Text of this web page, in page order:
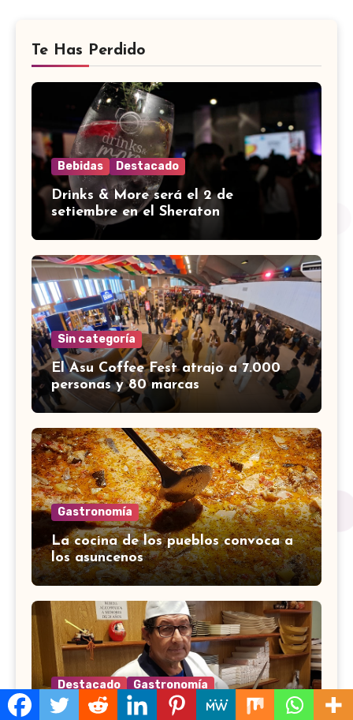
Te Has Perdido
Bebidas Destacado
Drinks & More será el 2 de
setiembre en el Sheraton
Sin categoría
El Asu Coffee Fest atrajo a 7.000
personas y 80 marcas
Gastronomía
La cocina de los pueblos convoca a
los asuncenos
Destacado Gastronomía
Sukiyaki vio nacer y morir al primer